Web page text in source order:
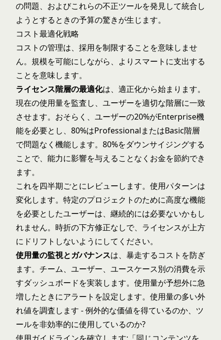
の問題、およびこれらの不正ツールを発見して統合し
ようとするときの予算の驚きが生じます。
コスト最適化戦略
コストの管理は、採用を制限することを意味しませ
ん。規模を可能にしながら、よりスマートに支出する
ことを意味します。
ライセンス階層の最適化は、適正化から始まります。
現在の使用量を監査し、ユーザーを適切な階層に一致
させます。おそらく、ユーザーの20%がEnterprise機
能を必要とし、80%はProfessionalまたはBasic階層
で問題なく機能します。80%をダウンサイジングする
ことで、能力に影響を与えることなくお金を節約でき
ます。
これを四半期ごとにレビューします。使用パターンは
変化します。特定のプロジェクトのために高度な機能
を必要としたユーザーは、継続的には必要ないかもし
れません。時折の下方修正なしで、ライセンスが上方
にドリフトしないようにしてください。
使用量の監視とガバナンスは、暴走するコストを防ぎ
ます。チーム、ユーザー、ユースケース別の消費を示
すダッシュボードを実装します。使用量が予想外に急
増したときにアラートを設定します。使用量の多い外
れ値を調査します - 例外的な価値を得ているのか、ツ
ールを非効率的に使用しているのか?